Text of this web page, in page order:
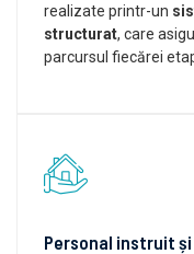
realizate printr-un
structurat, care
parcursul fiecărei
Personal instruit